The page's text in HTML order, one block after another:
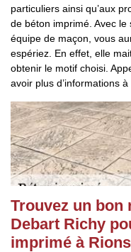
particuliers ainsi qu’aux
de béton imprimé. Avec le
équipe de maçon, vous
espériez. En effet, elle
obtenir le motif choisi.
avoir plus d’informations
Trouvez un bon
Debart Richy
imprimé à Rions